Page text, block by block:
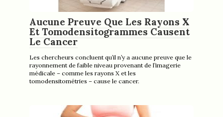
Aucune Preuve Que Les Rayons X
Et Tomodensitogrammes Causent
Le Cancer
Les chercheurs concluent qu’il n’y a aucune preuve que le
rayonnement de faible niveau provenant de l’imagerie
médicale – comme les rayons X et les
tomodensitométries – cause le cancer.